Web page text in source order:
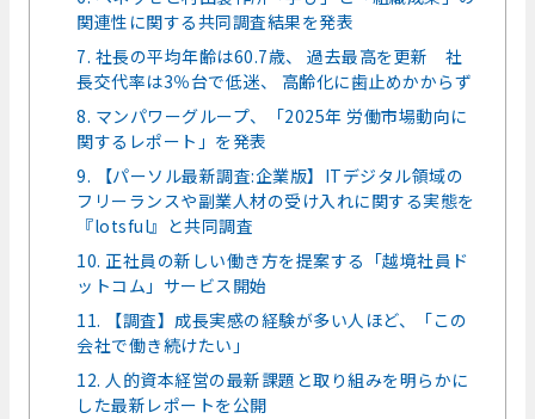
関連性に関する共同調査結果を発表
7. 社長の平均年齢は60.7歳、 過去最高を更新 社
長交代率は3％台で低迷、 高齢化に歯止めかからず
8. マンパワーグループ、「2025年 労働市場動向に
関するレポート」を発表
9. 【パーソル最新調査:企業版】ITデジタル領域の
フリーランスや副業人材の受け入れに関する実態を
『lotsful』と共同調査
10. 正社員の新しい働き方を提案する「越境社員ド
ットコム」サービス開始
11. 【調査】成長実感の経験が多い人ほど、「この
会社で働き続けたい」
12. 人的資本経営の最新課題と取り組みを明らかに
した最新レポートを公開